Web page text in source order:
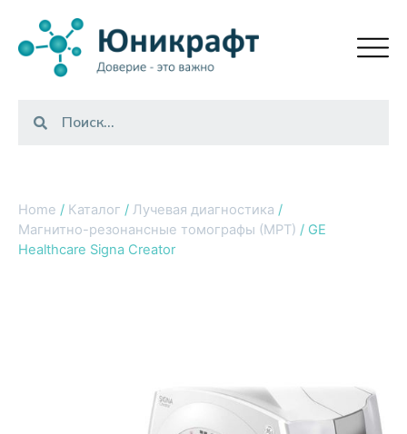
Home / Каталог / Лучевая диагностика /
Магнитно-резонансные томографы (МРТ) / GE
Healthcare Signa Creator